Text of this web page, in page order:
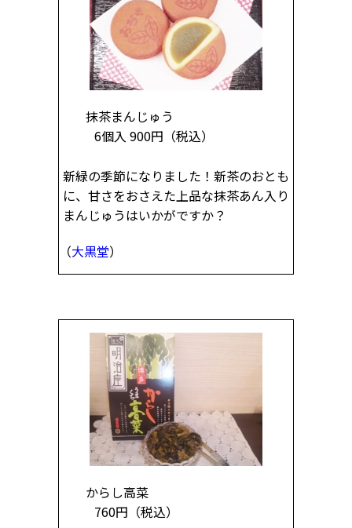
抹茶まんじゅう
6個入 900円 （税込）
新緑の季節になりました！新茶のおとも
に、甘さをおさえた上品な抹茶あん入り
まんじゅうはいかがですか？
（大黒堂）
からし高菜
760円 （税込）